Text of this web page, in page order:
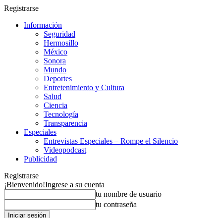
Registrarse
Información
Seguridad
Hermosillo
México
Sonora
Mundo
Deportes
Entretenimiento y Cultura
Salud
Ciencia
Tecnología
Transparencia
Especiales
Entrevistas Especiales – Rompe el Silencio
Videopodcast
Publicidad
Registrarse
¡Bienvenido!Ingrese a su cuenta
tu nombre de usuario
tu contraseña